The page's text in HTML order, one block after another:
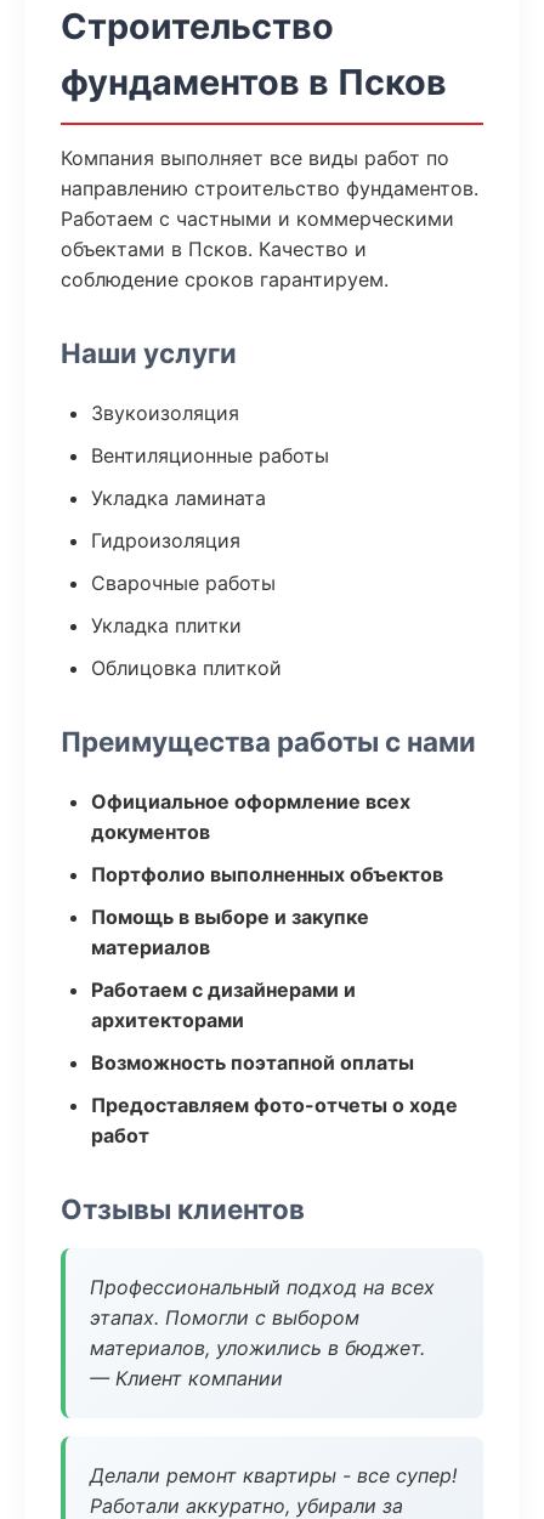
Строительство
фундаментов в Псков
Компания выполняет все виды работ по
направлению строительство фундаментов.
Работаем с частными и коммерческими
объектами в Псков. Качество и
соблюдение сроков гарантируем.
Наши услуги
Звукоизоляция
Вентиляционные работы
Укладка ламината
Гидроизоляция
Сварочные работы
Укладка плитки
Облицовка плиткой
Преимущества работы с нами
Официальное оформление всех
документов
Портфолио выполненных объектов
Помощь в выборе и закупке
материалов
Работаем с дизайнерами и
архитекторами
Возможность поэтапной оплаты
Предоставляем фото-отчеты о ходе
работ
Отзывы клиентов
Профессиональный подход на всех
этапах. Помогли с выбором
материалов, уложились в бюджет.
— Клиент компании
Делали ремонт квартиры - все супер!
Работали аккуратно, убирали за